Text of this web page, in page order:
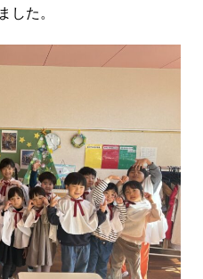
した。